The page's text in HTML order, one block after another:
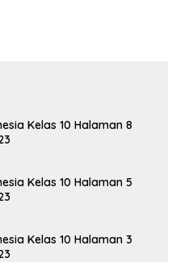
Kelas 10 Halaman 8
Kelas 10 Halaman 5
Kelas 10 Halaman 3